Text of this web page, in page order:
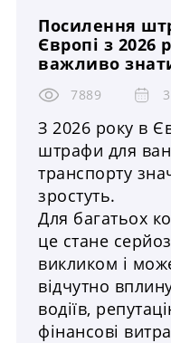
роботу на
забезпечити
зручність у
ТОП-10
застосунків, які
мати кожному
далекобійнику
Посилення
Європі з 2026
важливо
вантажівок і
логістичним
компаніям
7889
З 2026 року в
штрафи для
транспорту
зростуть.
Для багатьох
це стане
викликом і
відчутно
водіїв,
фінансові